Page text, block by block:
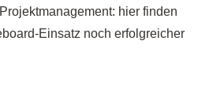
hier finden
Einsatz noch erfolgreicher